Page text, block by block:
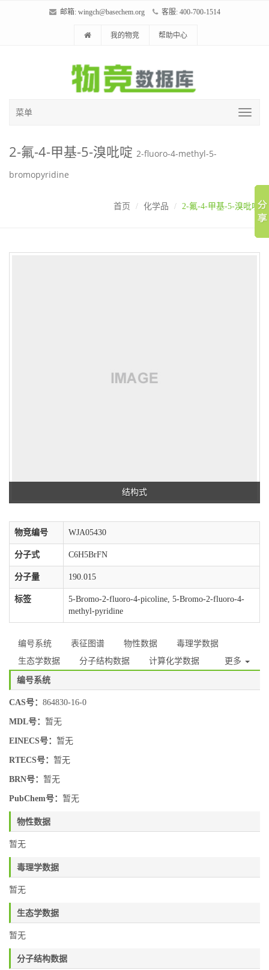
邮箱: wingch@basechem.org 客服: 400-700-1514
我的物竞 帮助中心
菜单
2-氟-4-甲基-5-溴吡啶 2-fluoro-4-methyl-5-
bromopyridine
首页 化学品 2-氟-4-甲基-5-溴吡啶
结构式
物竞编号 WJA05430
分子式 C6H5BrFN
分子量 190.015
标签
5-Bromo-2-fluoro-4-picoline, 5-Bromo-2-fluoro-4-
methyl-pyridine
编号系统 表征图谱 物性数据
毒理学数据
生态学数据
分子结构数据 计算化学数据 更多
编号系统
CAS号： 864830-16-0
MDL号： 暂无
EINECS号： 暂无
RTECS号： 暂无
BRN号： 暂无
PubChem号： 暂无
物性数据
暂无
毒理学数据
暂无
生态学数据
暂无
分子结构数据